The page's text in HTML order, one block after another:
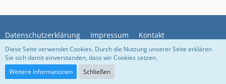
Datenschutzerklärung Impressum Kontakt
Community-Software:
Diese Seite verwendet Cookies. Durch die Nutzung unserer Seite erklären
Sie sich damit einverstanden, dass wir Cookies setzen.
Weitere Informationen
Schließen